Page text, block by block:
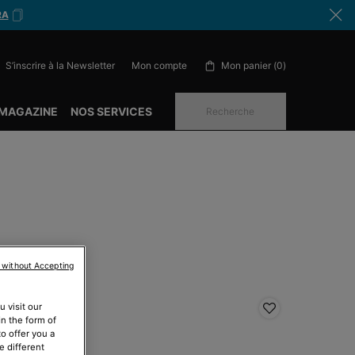
S’inscrire à la Newsletter Mon compte Mon panier 0
0 produit in cart
NOS SERVICES Recherche
visit our
the form of
offer you a
different
without Accepting